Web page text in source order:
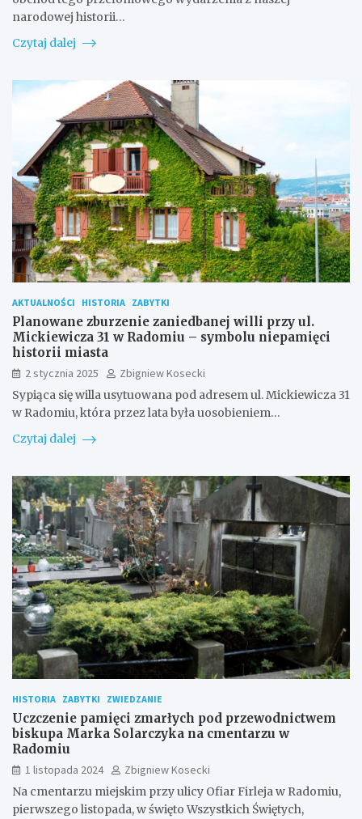
narodowej historii…
Czytaj dalej
AKTUALNOŚCI HISTORIA ZABYTKI
Planowane zburzenie zaniedbanej willi przy ul.
Mickiewicza 31 w Radomiu – symbolu niepamięci
historii miasta
2 stycznia 2025
Zbigniew Kosecki
Sypiąca się willa usytuowana pod adresem ul. Mickiewicza 31
w Radomiu, która przez lata była uosobieniem…
Czytaj dalej
HISTORIA ZABYTKI ZWIEDZANIE
Uczczenie pamięci zmarłych pod przewodnictwem
biskupa Marka Solarczyka na cmentarzu w
Radomiu
1 listopada 2024
Zbigniew Kosecki
Na cmentarzu miejskim przy ulicy Ofiar Firleja w Radomiu,
pierwszego listopada, w święto Wszystkich Świętych,